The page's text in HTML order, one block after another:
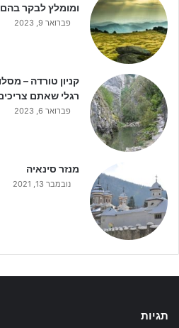
ומומלץ לבקר
פברואר 9, 2023
קניון טורדה –
רגלי שאתם
פברואר 6, 2023
מנזר סינאיה
נובמבר 13, 2021
תגיות